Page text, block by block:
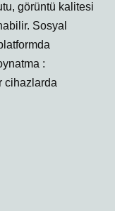
görüntü kalitesi
Sosyal
:
cihazlarda